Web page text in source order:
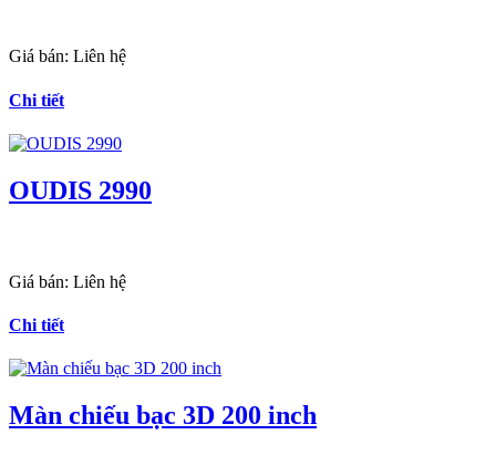
Giá bán: Liên hệ
Chi tiết
OUDIS 2990
Giá bán: Liên hệ
Chi tiết
Màn chiếu bạc 3D 200 inch